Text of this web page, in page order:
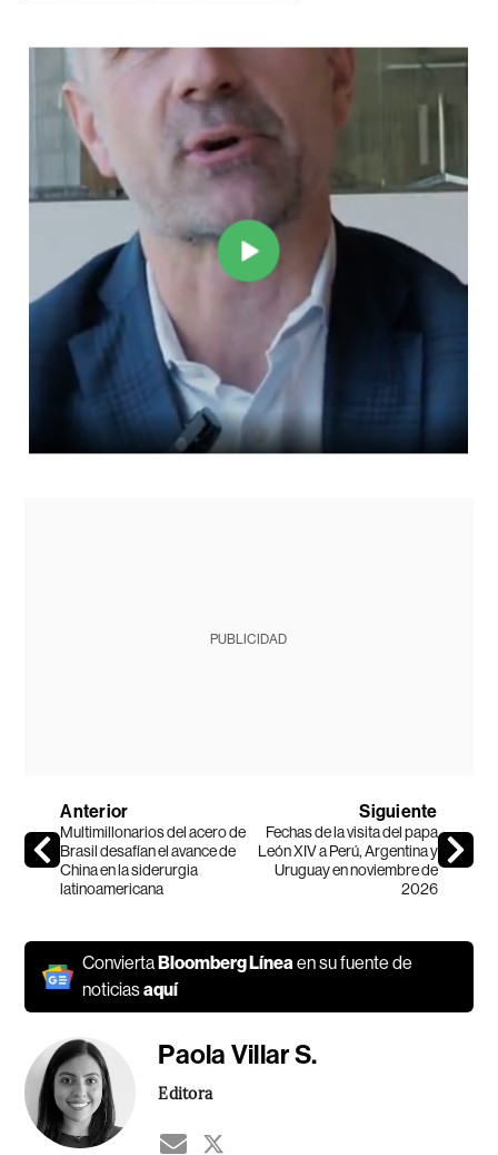
PUBLICIDAD
Anterior
Multimillonarios del acero de
Brasil desafían el avance de
China en la siderurgia
latinoamericana
Siguiente
Fechas de la visita del papa
León XIV a Perú, Argentina y
Uruguay en noviembre de
2026
ConviertaBloomberg Líneaen su fuente de
noticiasaquí
Paola Villar S.
Editora